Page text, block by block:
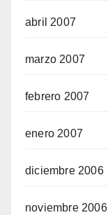
abril 2007
marzo 2007
febrero 2007
enero 2007
diciembre 2006
noviembre 2006